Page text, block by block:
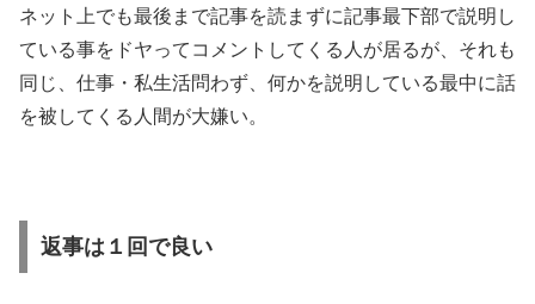
ネット上でも最後まで記事を読まずに記事最下部で説明し
ている事をドヤってコメントしてくる人が居るが、それも
同じ、仕事・私生活問わず、何かを説明している最中に話
を被してくる人間が大嫌い。
返事は１回で良い